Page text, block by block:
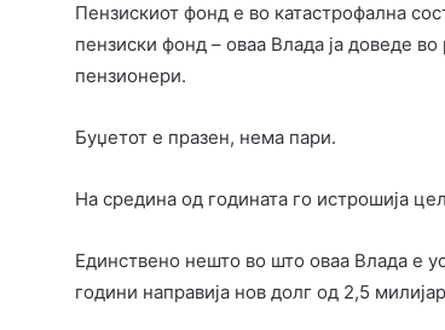
Пензискиот фонд е во катастрофална
пензиски фонд – оваа Влада ја доведе
пензионери.
Буџетот е празен, нема пари.
На средина од годината го истрошија
Единствено нешто во што оваа Влада е
години направија нов долг од 2,5